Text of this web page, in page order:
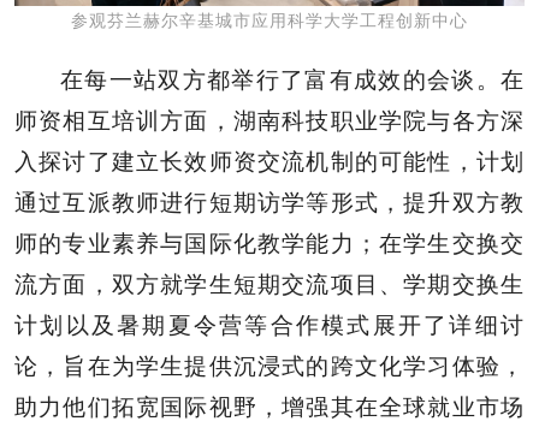
参观芬兰赫尔辛基城市应用科学大学工程创新中心
在每一站双方都举行了富有成效的会谈。在
师资相互培训方面，湖南科技职业学院与各方深
入探讨了建立长效师资交流机制的可能性，计划
通过互派教师进行短期访学等形式，提升双方教
师的专业素养与国际化教学能力；在学生交换交
流方面，双方就学生短期交流项目、学期交换生
计划以及暑期夏令营等合作模式展开了详细讨
论，旨在为学生提供沉浸式的跨文化学习体验，
助力他们拓宽国际视野，增强其在全球就业市场